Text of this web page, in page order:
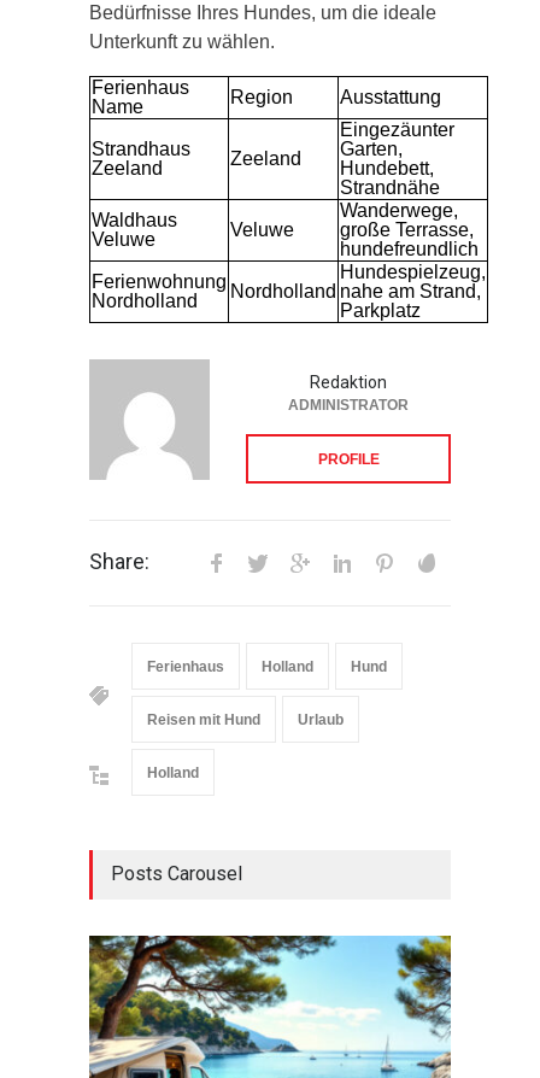
Bedürfnisse Ihres Hundes, um die ideale
Unterkunft zu wählen.
Ferienhaus
Name
Region Ausstattung
Strandhaus
Zeeland
Zeeland
Eingezäunter
Garten,
Hundebett,
Strandnähe
Waldhaus
Veluwe
Veluwe
Wanderwege,
große Terrasse,
hundefreundlich
Ferienwohnung
Nordholland
Nordholland
Hundespielzeug,
nahe am Strand,
Parkplatz
Redaktion
ADMINISTRATOR
PROFILE
Share:
Ferienhaus Holland Hund
Reisen mit Hund Urlaub
Holland
Posts Carousel